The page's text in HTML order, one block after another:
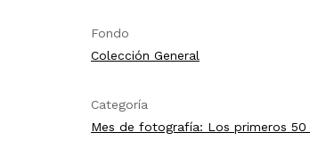
Fondo
Colección General
Categoría
Mes de fotografía: Los primeros 50